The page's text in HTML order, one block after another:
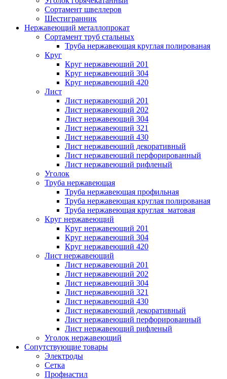
Сортамент швеллеров
Шестигранник
Нержавеющий металлопрокат
Сортамент труб стальных
Труба нержавеющая круглая полированая
Круг
Круг нержавеющий 201
Круг нержавеющий 304
Круг нержавеющий 420
Лист
Лист нержавеющий 201
Лист нержавеющий 202
Лист нержавеющий 304
Лист нержавеющий 321
Лист нержавеющий 430
Лист нержавеющий декоративный
Лист нержавеющий перфорированный
Лист нержавеющий рифленый
Уголок
Труба нержавеющая
Труба нержавеющая профильная
Труба нержавеющая круглая полированая
Труба нержавеющая круглая матовая
Круг нержавеющий
Круг нержавеющий 201
Круг нержавеющий 304
Круг нержавеющий 420
Лист нержавеющий
Лист нержавеющий 201
Лист нержавеющий 202
Лист нержавеющий 304
Лист нержавеющий 321
Лист нержавеющий 430
Лист нержавеющий декоративный
Лист нержавеющий перфорированный
Лист нержавеющий рифленый
Уголок нержавеющий
Cопутствующие товары
Электроды
Сетка
Профнастил